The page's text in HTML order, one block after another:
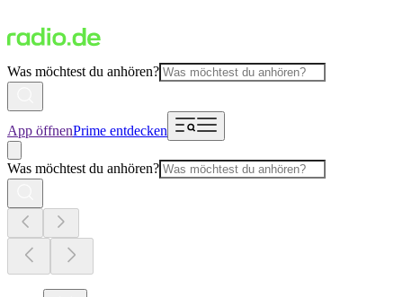
Was möchtest du anhören?
App öffnenPrime entdecken
Was möchtest du anhören?